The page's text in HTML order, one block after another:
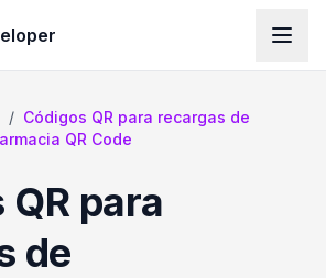
/ Códigos QR para recargas de
QR Code
para
de